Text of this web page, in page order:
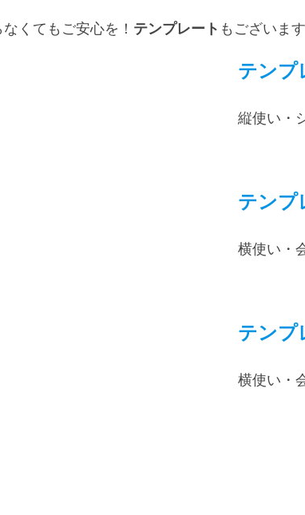
くてもご安心を！ テンプレート もございます
テン
縦使い・
テン
横使い・
テン
横使い・